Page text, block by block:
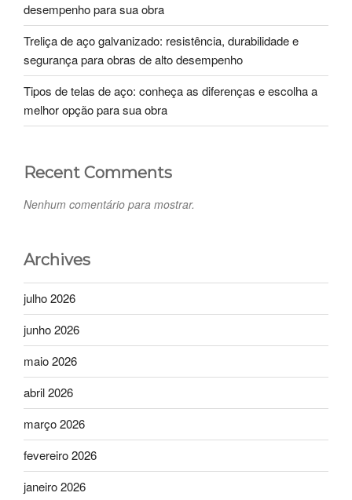
desempenho para sua obra
Treliça de aço galvanizado: resistência, durabilidade e
segurança para obras de alto desempenho
Tipos de telas de aço: conheça as diferenças e escolha a
melhor opção para sua obra
Recent Comments
Nenhum comentário para mostrar.
Archives
julho 2026
junho 2026
maio 2026
abril 2026
março 2026
fevereiro 2026
janeiro 2026